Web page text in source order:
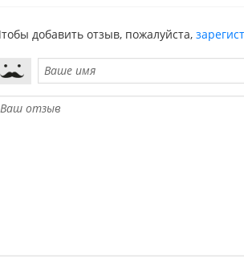
добавить отзыв, пожалуйста,